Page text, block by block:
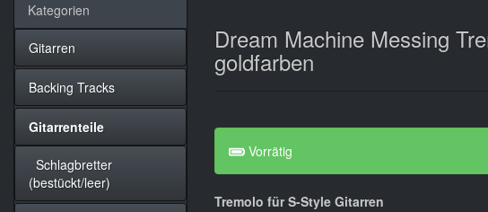
Dream Machine Messing
goldfarben
Vorrätig
Tremolo für S-Style Gitarren
Kategorien
Gitarren
Backing Tracks
Gitarrenteile
Schlagbretter
(bestückt/leer)